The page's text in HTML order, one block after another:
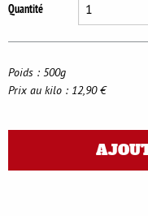
Quantité
Poids : 500g
Prix au kilo : 12,90 €